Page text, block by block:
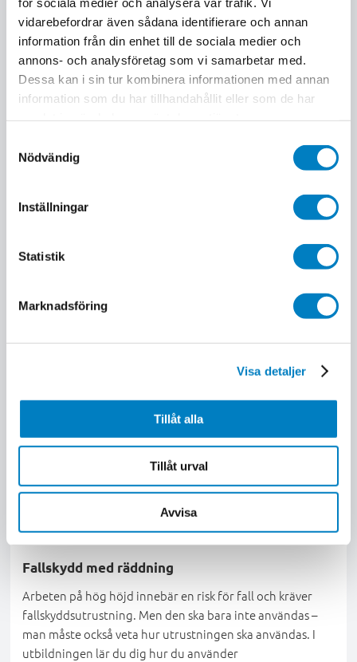
vidarebefordrar även sådana identifierare och annan
information från din enhet till de sociala medier och
annons- och analysföretag som vi samarbetar med.
Dessa kan i sin tur kombinera informationen med annan
information som du har tillhandahållit eller som de har
Nödvändig
Inställningar
Statistik
Marknadsföring
Visa detaljer
Tillåt alla
Tillåt urval
Avvisa
förhindra antalet olyckor och för att öka medvetandet om
vad man bör tänka på vid arbete med ställningar.
Fallskydd med räddning
Arbeten på hög höjd innebär en risk för fall och kräver
fallskyddsutrustning. Men den ska bara inte användas –
man måste också veta hur utrustningen ska användas. I
utbildningen lär du dig hur du använder